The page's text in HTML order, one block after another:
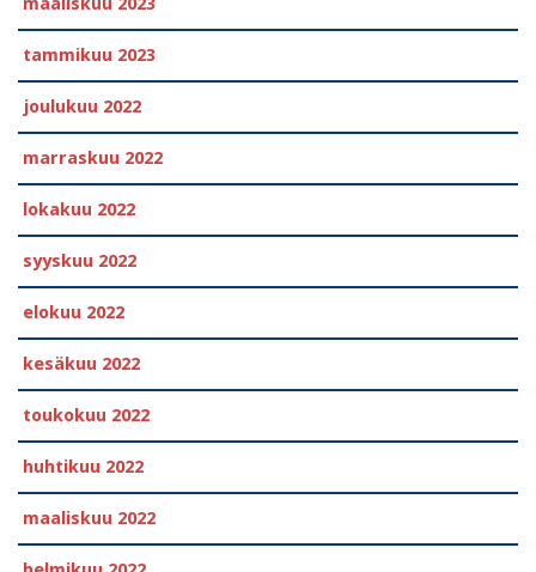
tammikuu 2023
joulukuu 2022
marraskuu 2022
lokakuu 2022
syyskuu 2022
elokuu 2022
kesäkuu 2022
toukokuu 2022
huhtikuu 2022
maaliskuu 2022